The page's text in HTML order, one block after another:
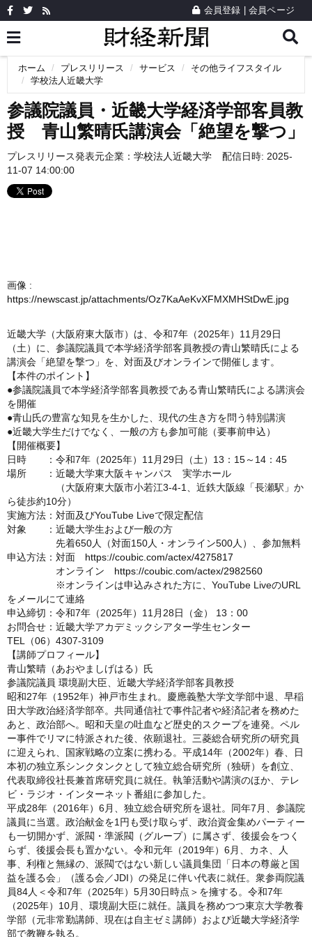
会員登録 会員ページ
ホーム プレスリリース サービス
その他ライフスタイル
学校法人近畿大学
参議院議員・近畿大学経済学部客員教
授 青山繁晴氏講演会「絶望を撃つ」
プレスリリース発表元企業： 学校法人近畿大学
配信日時: 2025-
11-07 14:00:00
画像 :
https://newscast.jp/attachments/Oz7KaAeKvXFMXMHStDwE.jpg
近畿大学（大阪府東大阪市）は、令和7年（2025年）11月29日
（土）に、参議院議員で本学経済学部客員教授の青山繁晴氏による
講演会「絶望を撃つ」を、対面及びオンラインで開催します。
【本件のポイント】
●参議院議員で本学経済学部客員教授である青山繁晴氏による講演会
を開催
●青山氏の豊富な知見を生かした、現代の生き方を問う特別講演
●近畿大学生だけでなく、一般の方も参加可能（要事前申込）
【開催概要】
日時 ：令和7年（2025年）11月29日（土）13：15～14：45
場所 ：近畿大学東大阪キャンパス 実学ホール
（大阪府東大阪市小若江3-4-1、近鉄大阪線「長瀬駅」か
ら徒歩約10分）
実施方法：対面及びYouTube Liveで限定配信
対象 ：近畿大学生および一般の方
先着650人（対面150人・オンライン500人）、参加無料
申込方法：対面 https://coubic.com/actex/4275817
オンライン https://coubic.com/actex/2982560
※オンラインは申込みされた方に、YouTube LiveのURL
をメールにて連絡
申込締切：令和7年（2025年）11月28日（金） 13：00
お問合せ：近畿大学アカデミックシアター学生センター
TEL（06）4307-3109
【講師プロフィール】
青山繁晴（あおやましげはる）氏
参議院議員 環境副大臣、近畿大学経済学部客員教授
昭和27年（1952年）神戸市生まれ。慶應義塾大学文学部中退、早稲
田大学政治経済学部卒。共同通信社で事件記者や経済記者を務めた
あと、政治部へ。昭和天皇の吐血など歴史的スクープを連発。ペル
ー事件でリマに特派された後、依願退社。三菱総合研究所の研究員
に迎えられ、国家戦略の立案に携わる。平成14年（2002年）春、日
本初の独立系シンクタンクとして独立総合研究所（独研）を創立、
代表取締役社長兼首席研究員に就任。執筆活動や講演のほか、テレ
ビ・ラジオ・インターネット番組に参加した。
平成28年（2016年）6月、独立総合研究所を退社。同年7月、参議院
議員に当選。政治献金を1円も受け取らず、政治資金集めパーティー
も一切開かず、派閥・準派閥（グループ）に属さず、後援会をつく
らず、後援会長も置かない。令和元年（2019年）6月、カネ、人
事、利権と無縁の、派閥ではない新しい議員集団「日本の尊厳と国
益を護る会」（護る会／JDI）の発足に伴い代表に就任。衆参両院議
員84人＜令和7年（2025年）5月30日時点＞を擁する。令和7年
（2025年）10月、環境副大臣に就任。議員を務めつつ東京大学教養
学部（元非常勤講師、現在は自主ゼミ講師）および近畿大学経済学
部で教鞭を執る。